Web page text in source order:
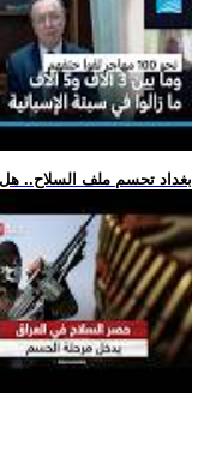
.. بغداد تحسم ملف السلاح..